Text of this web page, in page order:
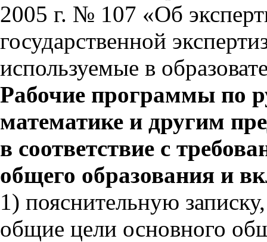
2005 г. № 107 «Об
государственной
используемые в
Рабочие программы по
математике и другим
в соответствие с
общего образования и
1) пояснительную
общие цели основного